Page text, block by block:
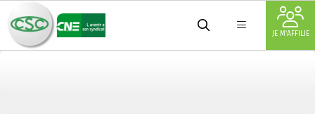
JE M'AFFILIE